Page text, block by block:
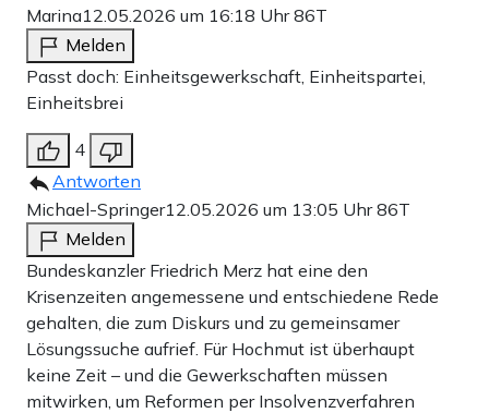
Marina12.05.2026 um 16:18 Uhr86T
Melden
Passt doch: Einheitsgewerkschaft, Einheitspartei,
Einheitsbrei
4
Antworten
Michael-Springer12.05.2026 um 13:05 Uhr86T
Melden
Bundeskanzler Friedrich Merz hat eine den
Krisenzeiten angemessene und entschiedene Rede
gehalten, die zum Diskurs und zu gemeinsamer
Lösungssuche aufrief. Für Hochmut ist überhaupt
keine Zeit – und die Gewerkschaften müssen
mitwirken, um Reformen per Insolvenzverfahren